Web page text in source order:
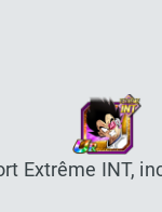
Extrême INT,